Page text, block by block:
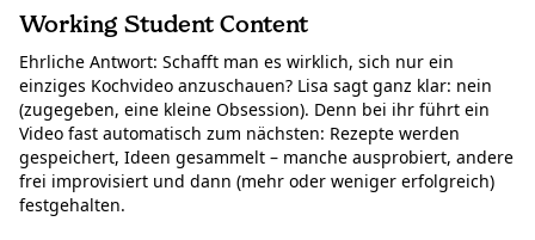
Working Student Content
Ehrliche Antwort: Schafft man es wirklich, sich nur ein
einziges Kochvideo anzuschauen? Lisa sagt ganz klar: nein
(zugegeben, eine kleine Obsession). Denn bei ihr führt ein
Video fast automatisch zum nächsten: Rezepte werden
gespeichert, Ideen gesammelt – manche ausprobiert, andere
frei improvisiert und dann (mehr oder weniger erfolgreich)
festgehalten.